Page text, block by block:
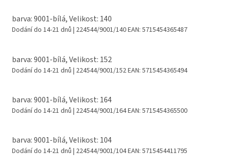
barva: 9001-bílá, Velikost: 140
Dodání do 14-21 dnů | 224544/9001/140EAN: 5715454365487
barva: 9001-bílá, Velikost: 152
Dodání do 14-21 dnů | 224544/9001/152EAN: 5715454365494
barva: 9001-bílá, Velikost: 164
Dodání do 14-21 dnů | 224544/9001/164EAN: 5715454365500
barva: 9001-bílá, Velikost: 104
Dodání do 14-21 dnů | 224544/9001/104EAN: 5715454411795